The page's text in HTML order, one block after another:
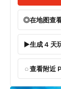
在地图查
生成 4 天
查看附近